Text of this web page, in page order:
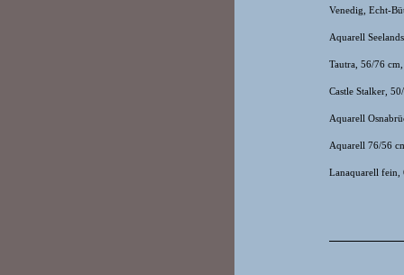
Venedig, Echt-
Aquarell
Tautra, 56/76
Castle Stalker,
Aquarell
Aquarell 76/56
Lanaquarell fein,